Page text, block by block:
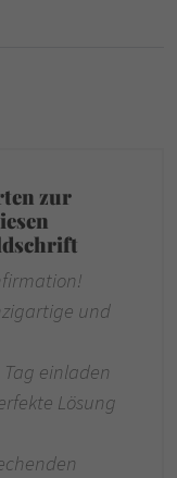
zur
und
einladen
Lösung